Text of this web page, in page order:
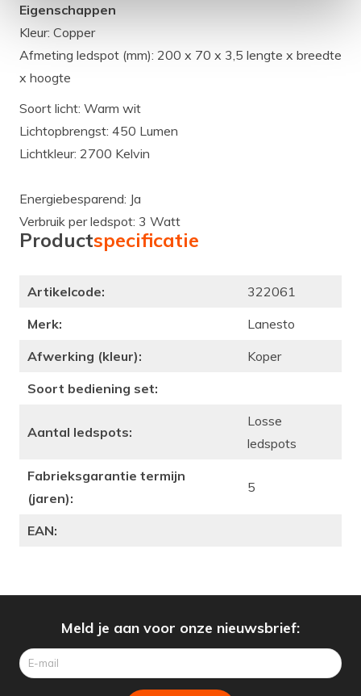
Eigenschappen
Kleur: Copper
Afmeting ledspot (mm): 200 x 70 x 3,5 lengte x breedte
x hoogte
Soort licht: Warm wit
Lichtopbrengst: 450 Lumen
Lichtkleur: 2700 Kelvin
Energiebesparend: Ja
Verbruik per ledspot: 3 Watt
Productspecificatie
Artikelcode:
322061
Merk:
Lanesto
Afwerking (kleur):
Koper
Soort bediening set:
Aantal ledspots:
Losse
ledspots
Fabrieksgarantie termijn
(jaren):
5
EAN:
Meld je aan voor onze nieuwsbrief: